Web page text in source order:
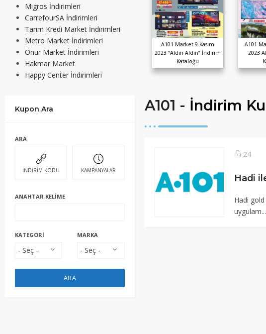
Migros İndirimleri
CarrefourSA İndirimleri
Tarım Kredi Market İndirimleri
Metro Market İndirimleri
Onur Market İndirimleri
Hakmar Market
Happy Center İndirimleri
A101 Market 9 Kasım
2023 “Aldın Aldın” İndirim
Kataloğu
A101
2023
Kupon Ara
ARA
İNDİRİM KODU KAMPANYALAR
ANAHTAR KELIME
KATEGORI MARKA
ARA
A101 - İndirim
24
Hadi
uygulam...